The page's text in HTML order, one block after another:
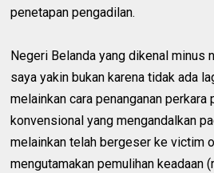
penetapan pengadilan.
Negeri Belanda yang dikenal minus
saya yakin bukan karena tidak ada
melainkan cara penanganan perkara
konvensional yang mengandalkan
melainkan telah bergeser ke victim
mengutamakan pemulihan keadaan